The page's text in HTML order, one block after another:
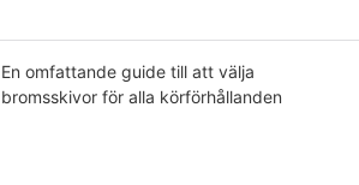
En omfattande guide till att välja
bromsskivor för alla körförhållanden